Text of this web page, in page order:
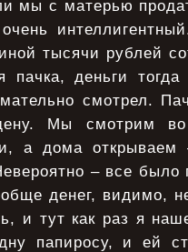
мы с матерью
тысячи рублей
пачка, деньги
смотрел.
Мы смотрим
а дома
– все
денег, видимо,
и тут как раз я
папиросу, и ей